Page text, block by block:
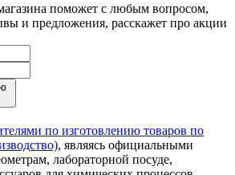
поможет с любым вопросом,
и предложения, расскажет про акции
по изготовлению товаров по
, являясь официальными
лабораторной посуде,